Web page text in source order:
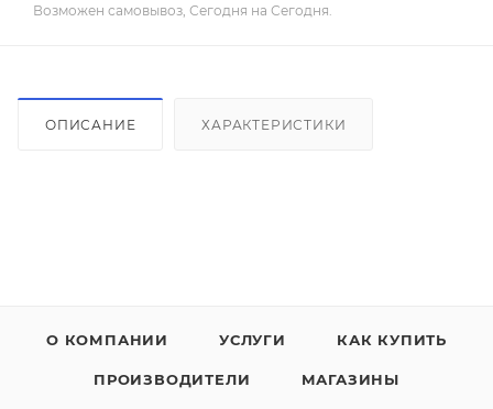
Возможен самовывоз, Сегодня на Сегодня.
ОПИСАНИЕ ХАРАКТЕРИСТИКИ
О КОМПАНИИ УСЛУГИ КАК КУПИТЬ
ПРОИЗВОДИТЕЛИ МАГАЗИНЫ